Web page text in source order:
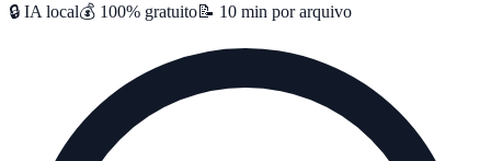
🔒 IA local💰 100% gratuito📝 10 min por arquivo